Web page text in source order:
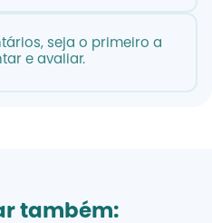
seja o primeiro a
e avaliar.
também: